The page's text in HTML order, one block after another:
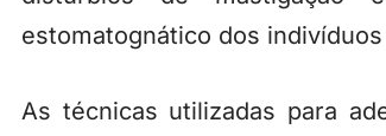
estomatognático dos
As técnicas utilizadas para